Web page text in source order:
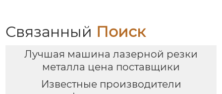
Связанный Поиск
Лучшая машина лазерной резки
металла цена поставщики
Известные производители